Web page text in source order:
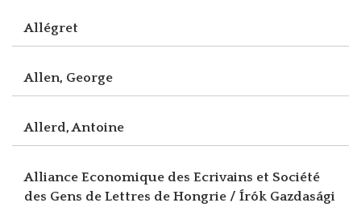
Allégret
Allen, George
Allerd, Antoine
Alliance Economique des Ecrivains et Société
des Gens de Lettres de Hongrie / Írók Gazdasági